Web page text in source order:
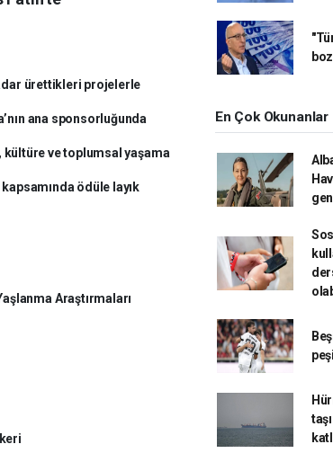
ürettikleri projelerle
ana sponsorluğunda
ve toplumsal yaşama
ödüle layık
Araştırmaları
En Çok Okunanlar